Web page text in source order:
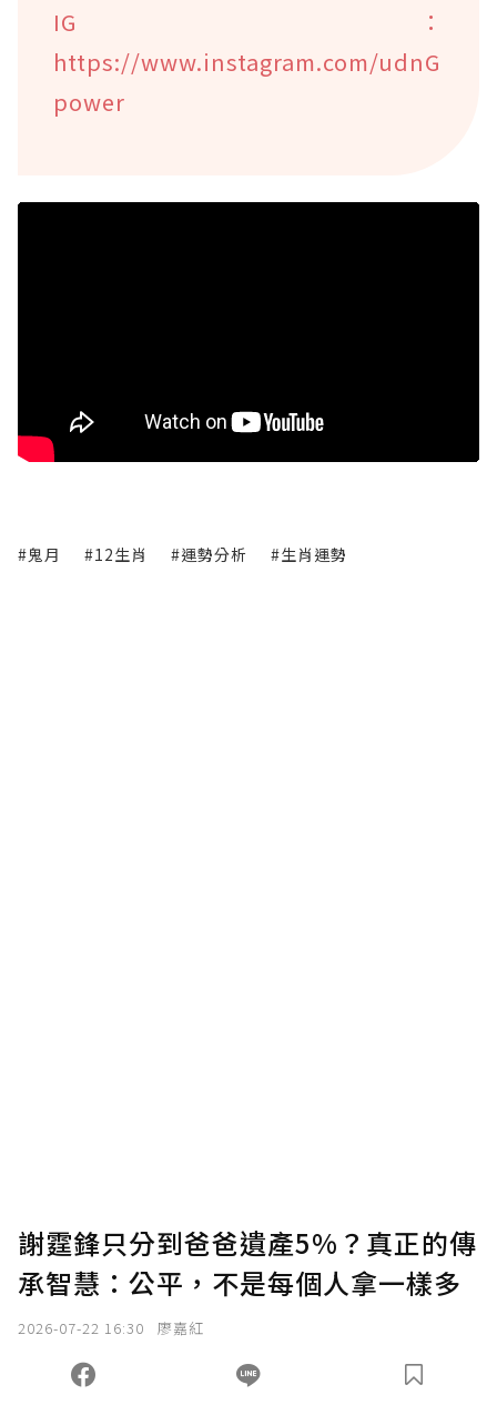
IG：
https://www.instagram.com/udnG
power
#鬼月 #12生肖 #運勢分析 #生肖運勢
謝霆鋒只分到爸爸遺產5%？真正的傳
承智慧：公平，不是每個人拿一樣多
2026-07-22 16:30 廖嘉紅